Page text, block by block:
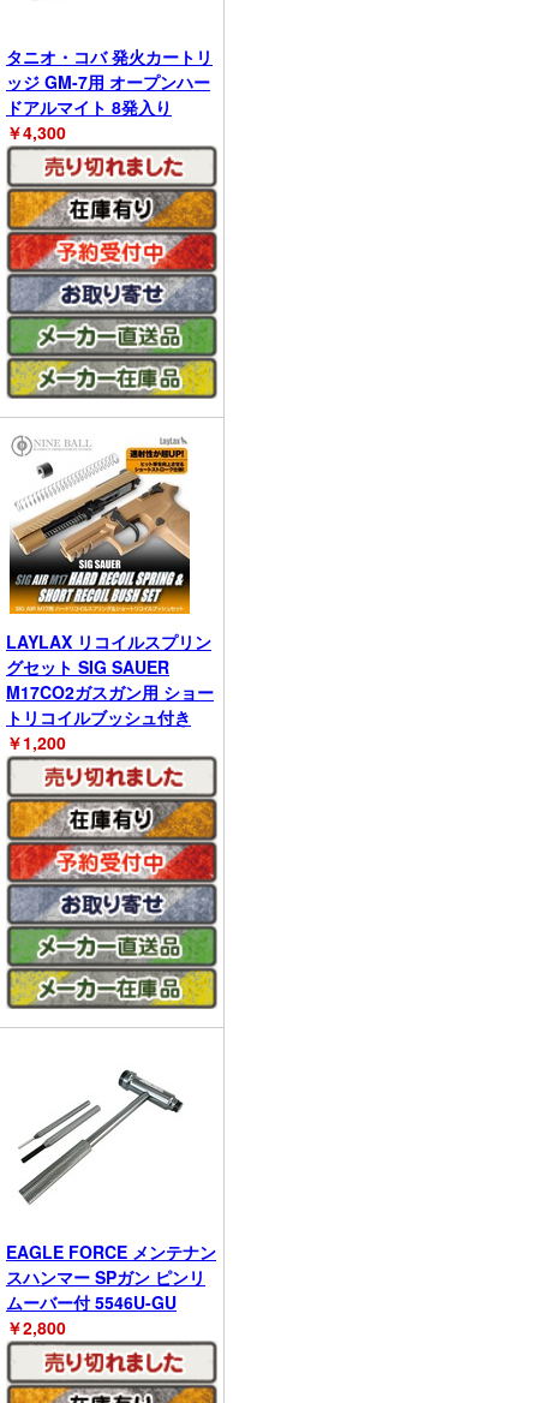
タニオ・コバ 発火カートリ
ッジ GM-7用 オープンハー
ドアルマイト 8発入り
￥4,300
LAYLAX リコイルスプリン
グセット SIG SAUER
M17CO2ガスガン用 ショー
トリコイルブッシュ付き
￥1,200
EAGLE FORCE メンテナン
スハンマー SPガン ピンリ
ムーバー付 5546U-GU
￥2,800